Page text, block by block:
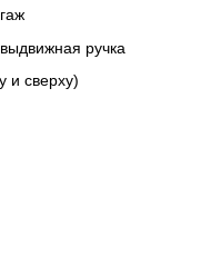
ручка
и сверху)